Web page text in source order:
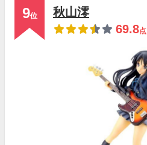
9位
秋山澪
69.8点